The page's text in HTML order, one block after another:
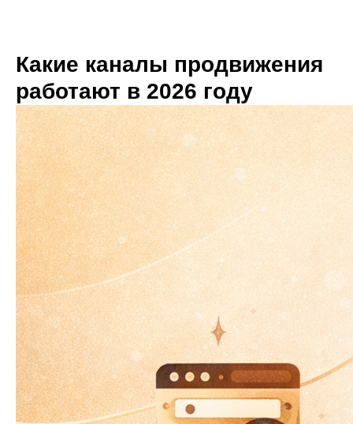
Какие каналы продвижения
работают в 2026 году